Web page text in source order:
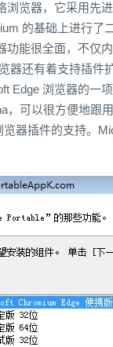
浏览器，它采用先
的基础上进行了
能很全面，不仅
器还有着支持插件
Edge 浏览器的一
，可以很方便地跟
器插件的支持。